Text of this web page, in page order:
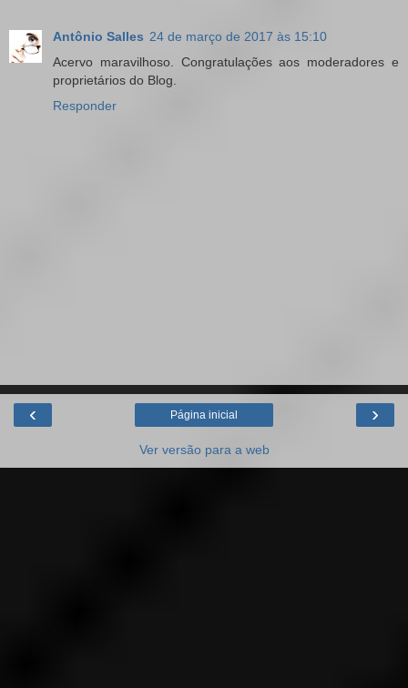
Antônio Salles 24 de março de 2017 às 15:10
Acervo maravilhoso. Congratulações aos moderadores e
proprietários do Blog.
Responder
‹ ›
Página inicial
Ver versão para a web